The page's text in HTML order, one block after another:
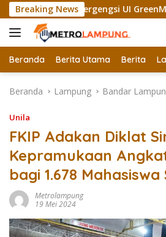
Langsung
ke
konten
Breaking News
Sertifikat Bergengsi UI GreenMetric
Beranda Berita Utama Berita
Beranda Lampung Bandar
Unila
FKIP Adakan Diklat
Kepramukaan
bagi 1.678 Mahasiswa
Metrolampung
19 Mei 2024